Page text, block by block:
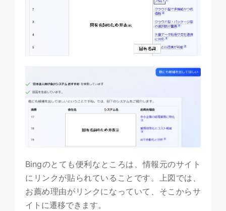
Bingのとても便利なところは、情報元のサイト
にリンクが貼られていることです。上図では、
お薦め理由がリンクになっていて、そこからサ
イトに遷移できます。